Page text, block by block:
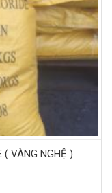
( VÀNG NGHỆ )